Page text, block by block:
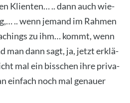
Kli­en­ten… .. dann auch wie­
.. wenn jemand im Rah­men
zu ihm… kommt, wenn
man dann sagt, ja, jetzt erklä­
mal ein biss­chen ihre pri­va­
ein­fach noch mal genau­er